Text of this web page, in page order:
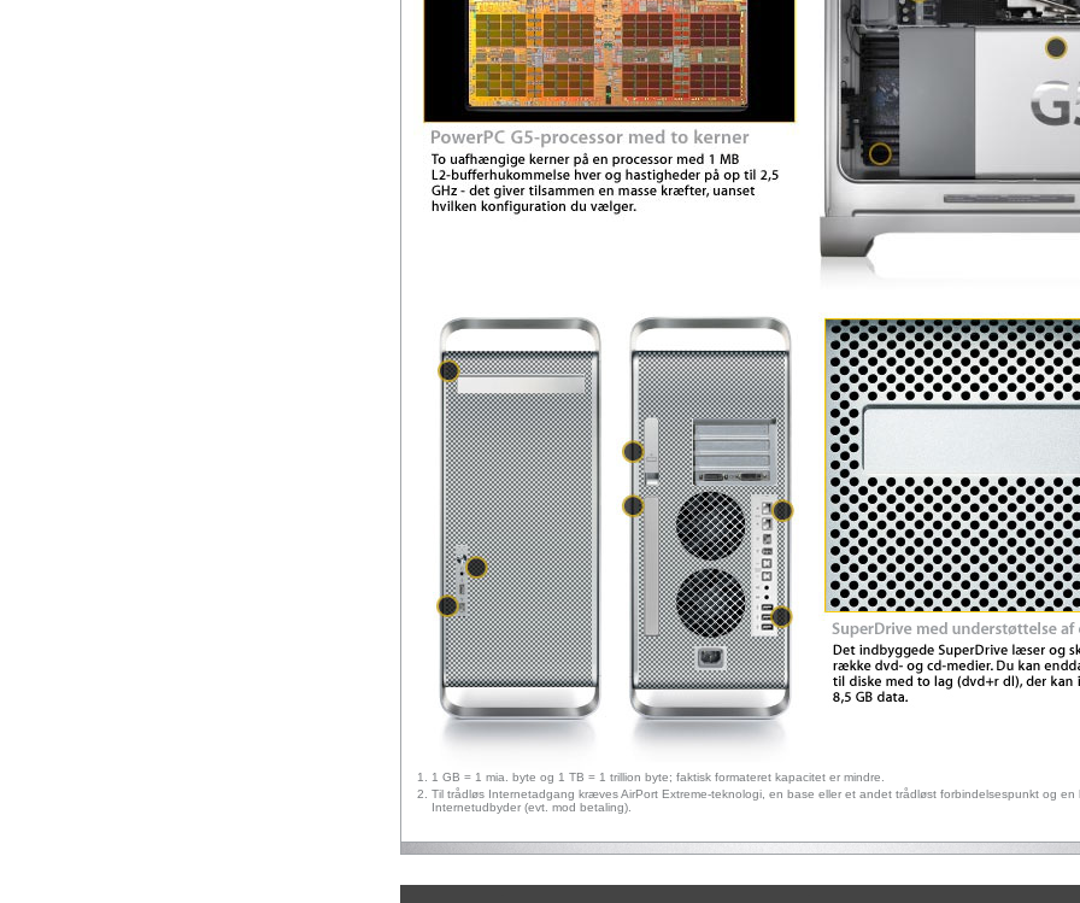
1 GB = 1 mia. byte og 1 TB = 1 trillion byte; faktisk formateret kapacitet er mindre.
Til trådløs Internetadgang kræves AirPort Extreme-teknologi, en base eller et andet trådløst forbindelsespunkt og en
Internetudbyder (evt. mod betaling).